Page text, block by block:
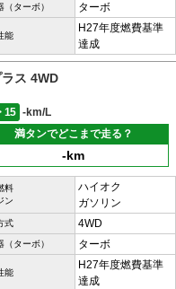
（ターボ） ターボ
能
H27年度燃費基準
達成
ス 4WD
15
-km/L
満タンでどこまで走る？
-km
料
ン
ハイオク
ガソリン
式 4WD
（ターボ） ターボ
能
H27年度燃費基準
達成